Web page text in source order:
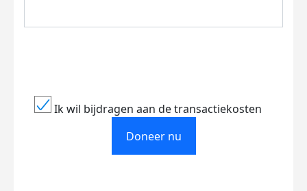
Ik wil bijdragen aan de transactiekosten
Doneer nu